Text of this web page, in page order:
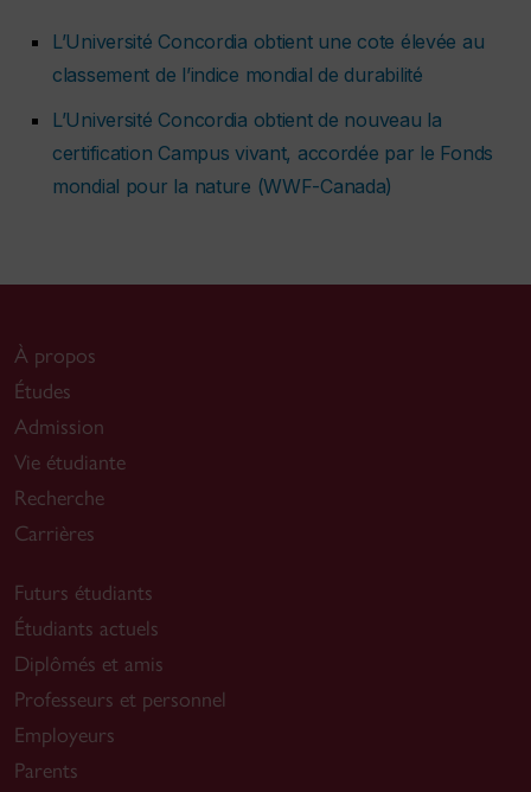
L’Université Concordia obtient une cote élevée au
classement de l’indice mondial de durabilité
L’Université Concordia obtient de nouveau la
certification Campus vivant, accordée par le Fonds
mondial pour la nature (WWF-Canada)
À propos
Études
Admission
Vie étudiante
Recherche
Carrières
Futurs étudiants
Étudiants actuels
Diplômés et amis
Professeurs et personnel
Employeurs
Parents